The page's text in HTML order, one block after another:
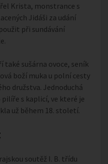
Krista, monstrance s
Jidáši za udání
při sundávání
sušárna ovoce, seník
boží muka u polní cesty
družstva. Jednoduchá
s kaplicí, ve které je
už během 18. století.
soutěž I. B. třídu